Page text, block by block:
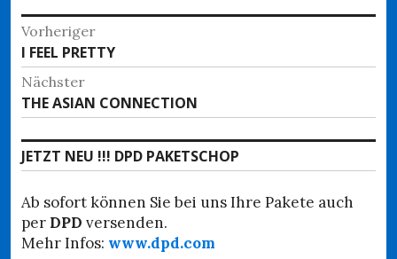
Beitragsnavigation
Vorheriger
Vorheriger
Beitrag:
I FEEL PRETTY
Nächster
Nächster
Beitrag:
THE ASIAN CONNECTION
JETZT NEU !!! DPD PAKETSCHOP
Ab sofort können Sie bei uns Ihre Pakete auch
per DPD versenden.
Mehr Infos: www.dpd.com